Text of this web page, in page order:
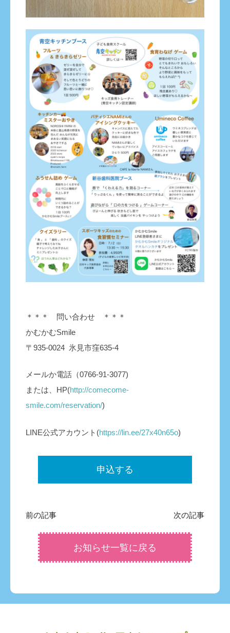
＊＊＊ 問い合わせ ＊＊＊
かむかむSmile
〒935-0024 氷見市窪635-4
メールか電話（0766-91-3077)
または、HP(http://comecome-
smile.com/reservation/)
LINE公式アカウント(https://lin.ee/27x40n65o)
申込する
前の記事 次の記事
お知らせ一覧に戻る